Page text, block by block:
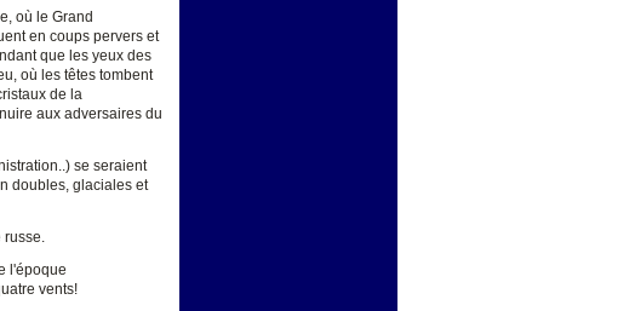
où le Grand
en coups pervers et
que les yeux des
où les têtes tombent
de la
aux adversaires du
se seraient
doubles, glaciales et
russe.
l'époque
vents!